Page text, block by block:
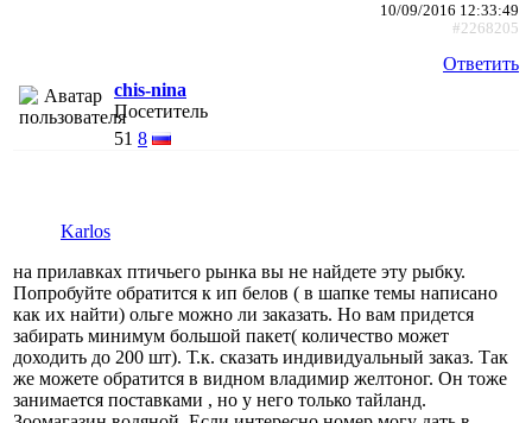
10/09/2016 12:33:49
#2268205
Ответить
chis-nina
Посетитель
51 8
Karlos
на прилавках птичьего рынка вы не найдете эту рыбку.
Попробуйте обратится к ип белов ( в шапке темы написано
как их найти) ольге можно ли заказать. Но вам придется
забирать минимум большой пакет( количество может
доходить до 200 шт). Т.к. сказать индивидуальный заказ. Так
же можете обратится в видном владимир желтоног. Он тоже
занимается поставками , но у него только тайланд.